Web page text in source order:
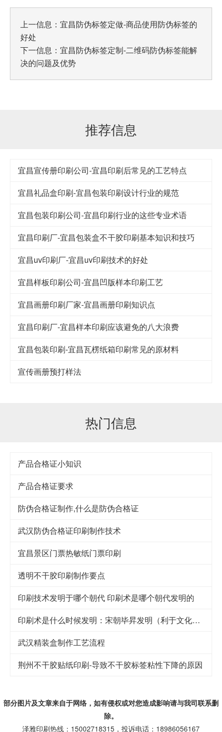
上一信息： 宜昌防伪标签定做-商品使用防伪标签的
好处
下一信息： 宜昌防伪标签定制-二维码防伪标签能解
决的问题及优势
推荐信息
宜昌宣传册印刷公司-宜昌印刷后常见的工艺特点
宜昌礼品盒印刷-宜昌包装印刷设计行业的规范
宜昌包装印刷公司-宜昌印刷行业的这些专业术语
宜昌印刷厂-宜昌包装盒不干胶印刷基本知识和技巧
宜昌uv印刷厂-宜昌uv印刷技术的好处
宜昌样板印刷公司-宜昌凹版样本印刷工艺
宜昌画册印刷厂家-宜昌画册印刷知识点
宜昌印刷厂-宜昌样本印刷应该避免的八大浪费
宜昌包装印刷-宜昌瓦楞纸箱印刷常见的原材料
宣传画册预打样法
热门信息
产品合格证小知识
产品合格证要求
防伪合格证制作,什么是防伪合格证
武汉防伪合格证印刷制作技术
宜昌景区门票热敏纸门票印刷
透明不干胶印刷制作要点
印刷技术发明于哪个朝代 印刷术是哪个朝代发明的
印刷术是什么时候发明：宋朝毕昇发明（利于文化传承）
武汉精装盒制作工艺流程
荆州不干胶贴纸印刷-导致不干胶标签粘性下降的原因
部分图片及文章来自于网络，如有侵权或对您造成影响请与我司联系删
除。
泽雅印刷热线：15002718315，投诉电话：18986056167